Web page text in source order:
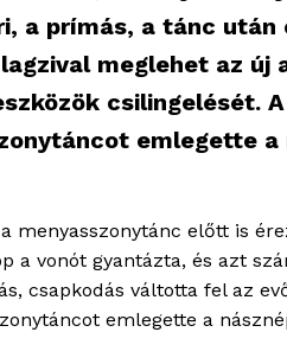
a prímás, a tánc
meglehet az új
csilingelését.
emlegette
menyasszonytánc előtt is
a vonót gyantázta, és azt
csapkodás váltotta fel az
emlegette a